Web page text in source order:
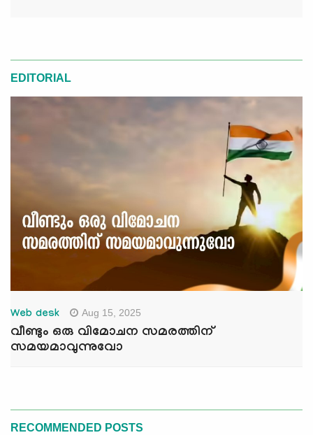
EDITORIAL
Web desk Aug 15, 2025
വീണ്ടും ഒരു വിമോചന സമരത്തിന്
സമയമാവുന്നുവോ
RECOMMENDED POSTS